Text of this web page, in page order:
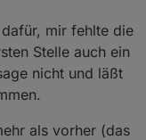
mir fehlte die
Stelle auch ein
nicht und läßt
als vorher (das